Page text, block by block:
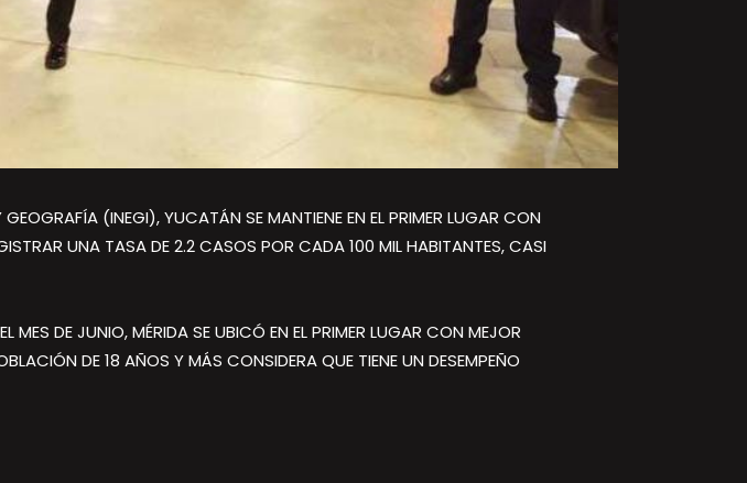
(INEGI), YUCATÁN SE MANTIENE EN EL PRIMER LUGAR CON
UNA TASA DE 2.2 CASOS POR CADA 100 MIL HABITANTES, CASI
DE JUNIO, MÉRIDA SE UBICÓ EN EL PRIMER LUGAR CON MEJOR
DE 18 AÑOS Y MÁS CONSIDERA QUE TIENE UN DESEMPEÑO